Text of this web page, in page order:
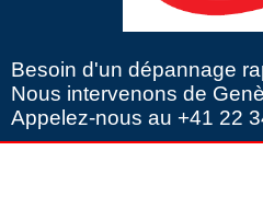
Besoin d'un dépannage
Nous intervenons de
Appelez-nous au +41 22